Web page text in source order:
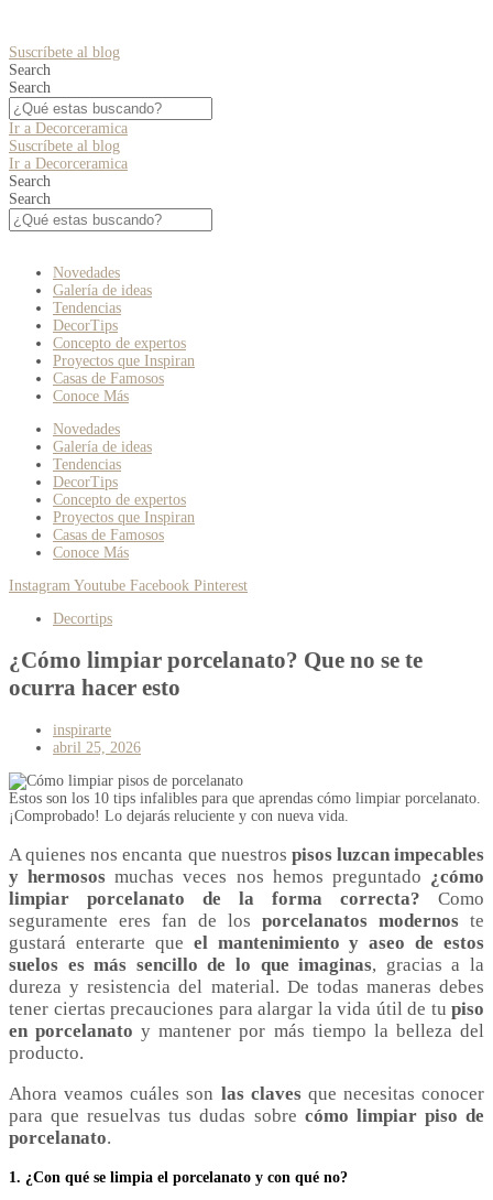
Suscríbete al blog
Search
Search
Ir a Decorceramica
Suscríbete al blog
Ir a Decorceramica
Search
Search
Novedades
Galería de ideas
Tendencias
DecorTips
Concepto de expertos
Proyectos que Inspiran
Casas de Famosos
Conoce Más
Novedades
Galería de ideas
Tendencias
DecorTips
Concepto de expertos
Proyectos que Inspiran
Casas de Famosos
Conoce Más
Instagram Youtube Facebook Pinterest
Decortips
¿Cómo limpiar porcelanato? Que no se te
ocurra hacer esto
inspirarte
abril 25, 2026
Estos son los 10 tips infalibles para que aprendas cómo limpiar porcelanato.
¡Comprobado! Lo dejarás reluciente y con nueva vida.
A quienes nos encanta que nuestros pisos luzcan impecables
y hermosos muchas veces nos hemos preguntado ¿cómo
limpiar porcelanato de la forma correcta? Como
seguramente eres fan de los porcelanatos modernos te
gustará enterarte que el mantenimiento y aseo de estos
suelos es más sencillo de lo que imaginas, gracias a la
dureza y resistencia del material. De todas maneras debes
tener ciertas precauciones para alargar la vida útil de tu piso
en porcelanatoy mantener por más tiempo la belleza del
producto.
Ahora veamos cuáles son las clavesque necesitas conocer
para que resuelvas tus dudas sobre cómo limpiar piso de
porcelanato.
1. ¿Con qué se limpia el porcelanato y con qué no?